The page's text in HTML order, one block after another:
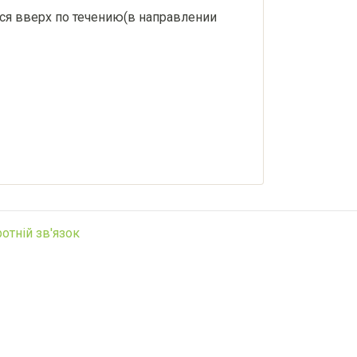
вверх по течению(в направлении
зв'язок